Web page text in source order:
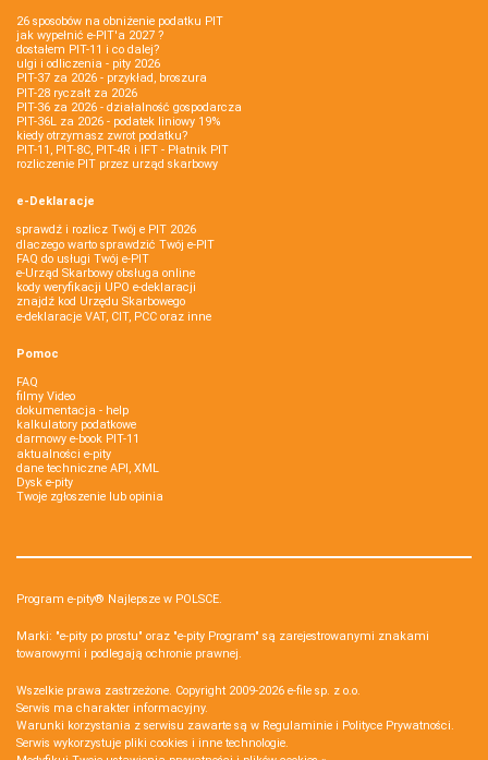
26 sposobów na obniżenie podatku PIT
jak wypełnić e-PIT'a 2027 ?
dostałem PIT-11 i co dalej?
ulgi i odliczenia - pity 2026
PIT-37 za 2026 - przykład, broszura
PIT-28 ryczałt za 2026
PIT-36 za 2026 - działalność gospodarcza
PIT-36L za 2026 - podatek liniowy 19%
kiedy otrzymasz zwrot podatku?
PIT-11, PIT-8C, PIT-4R i IFT - Płatnik PIT
rozliczenie PIT przez urząd skarbowy
e-Deklaracje
sprawdź i rozlicz Twój e PIT 2026
dlaczego warto sprawdzić Twój e-PIT
FAQ do usługi Twój e-PIT
e-Urząd Skarbowy obsługa online
kody weryfikacji UPO e-deklaracji
znajdź kod Urzędu Skarbowego
e-deklaracje VAT, CIT, PCC oraz inne
Pomoc
FAQ
filmy Video
dokumentacja - help
kalkulatory podatkowe
darmowy e-book PIT-11
aktualności e-pity
dane techniczne API, XML
Dysk e-pity
Twoje zgłoszenie lub opinia
Program e-pity® Najlepsze w POLSCE.
Marki: "e-pity po prostu" oraz "e-pity Program" są zarejestrowanymi znakami
towarowymi i podlegają ochronie prawnej.
Wszelkie prawa zastrzeżone. Copyright 2009-2026 e-file sp. z o.o.
Serwis ma charakter informacyjny.
Warunki korzystania z serwisu zawarte są w Regulaminie i Polityce Prywatności.
Serwis wykorzystuje pliki cookies i inne technologie.